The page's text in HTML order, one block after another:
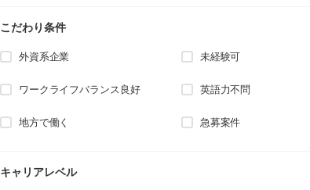
こだわり条件
外資系企業 未経験可
ワークライフバランス良好 英語力不問
地方で働く 急募案件
キャリアレベル